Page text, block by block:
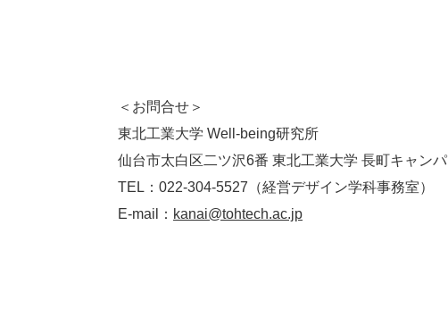
＜お問合せ＞
東北工業大学 Well-being研究所
仙台市太白区二ツ沢6番 東北工業大学 長町キャンパ
TEL：022-304-5527（経営デザイン学科事務室）
E-mail： kanai@tohtech.ac.jp